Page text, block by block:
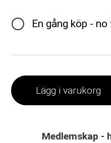
En gång köp -
Lägg i varukorg
Medlemskap -